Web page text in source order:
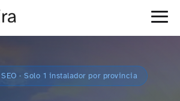
· Solo 1 instalador por provincia